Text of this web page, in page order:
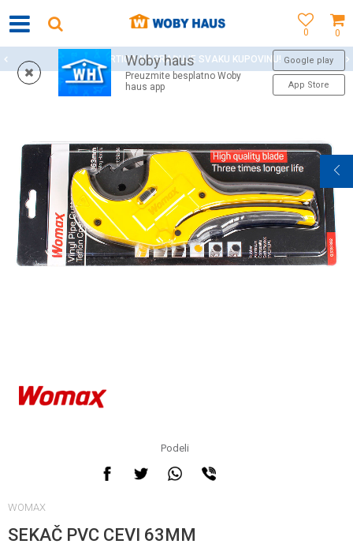
0
0
Woby haus
Preuzmite besplatno Woby
haus app
Google play
App Store
WOBY KARTICA NAGRAĐUJE SVAKU KUPOVINU!
Podeli
WOMAX
SEKAČ PVC CEVI 63MM